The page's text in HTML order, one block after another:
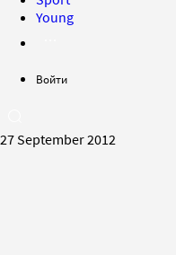
Young
Войти
27 September 2012